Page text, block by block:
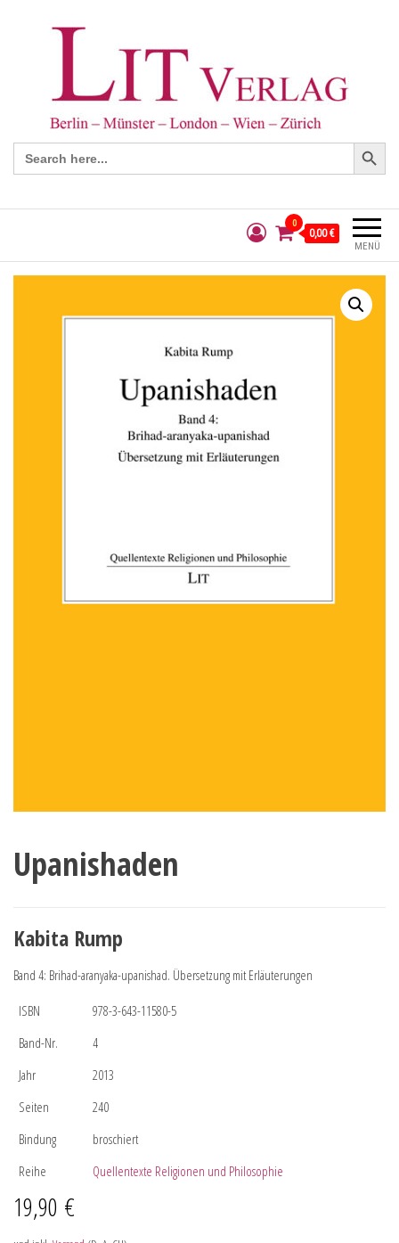
Search
for:
Search Button
MENÜ
0
0,00 €
Upanishaden
Kabita Rump
Band 4: Brihad-aranyaka-upanishad. Übersetzung mit Erläuterungen
ISBN
978-3-643-11580-5
Band-Nr.
4
Jahr
2013
Seiten
240
Bindung
broschiert
Reihe
Quellentexte Religionen und Philosophie
19,90 €